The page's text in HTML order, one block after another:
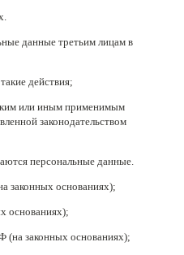
данные третьим лицам в
действия;
или иным применимым
законодательством
персональные данные.
законных основаниях);
основаниях);
(на законных основаниях);